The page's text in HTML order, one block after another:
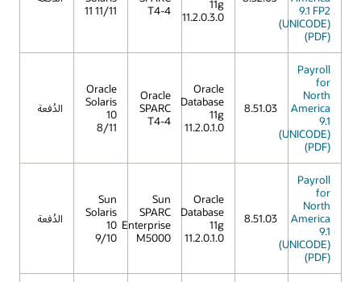
9.1 FP2
(UNICODE)
(PDF)
11g
11.2.0.3.0
T4-4
11 11/11
Payroll
for
North
America
9.1
(UNICODE)
(PDF)
8.51.03
Oracle
Database
11g
11.2.0.1.0
Oracle
SPARC
T4-4
Oracle
Solaris
10
8/11
الدُفعة
Payroll
for
North
America
9.1
(UNICODE)
(PDF)
8.51.03
Oracle
Database
11g
11.2.0.1.0
Sun
SPARC
Enterprise
M5000
Sun
Solaris
10
9/10
الدُفعة